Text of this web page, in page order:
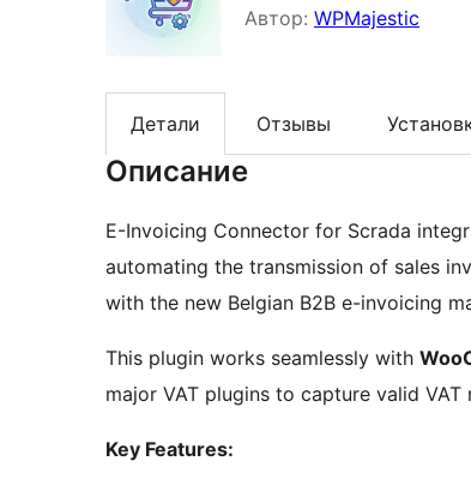
Автор: WPMajestic
Детали Отзывы
Описание
E-Invoicing Connector for Scrada
automating the transmission of sales
with the new Belgian B2B e-invoicing
This plugin works seamlessly with
major VAT plugins to capture valid
Key Features: